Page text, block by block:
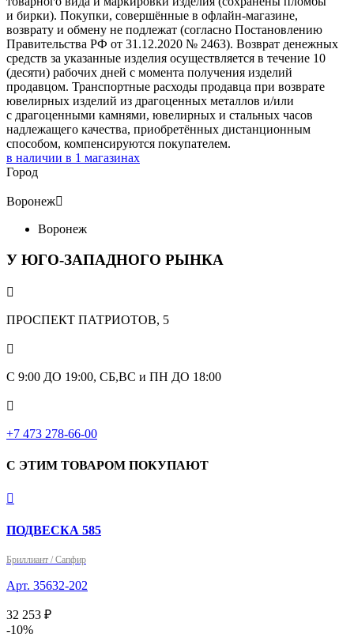
и бирки). Покупки, совершённые в офлайн-магазине,
возврату и обмену не подлежат (согласно Постановлению
Правительства РФ от 31.12.2020 № 2463). Возврат денежных
средств за указанные изделия осуществляется в течение 10
(десяти) рабочих дней с момента получения изделий
продавцом. Транспортные расходы продавца при возврате
ювелирных изделий из драгоценных металлов и/или
с драгоценными камнями, ювелирных и стальных часов
надлежащего качества, приобретённых дистанционным
способом, компенсируются покупателем.
в наличии в 1 магазинах
Город
Воронеж
Воронеж
У ЮГО-ЗАПАДНОГО РЫНКА

ПРОСПЕКТ ПАТРИОТОВ, 5

С 9:00 ДО 19:00, СБ,ВС и ПН ДО 18:00

+7 473 278-66-00
С ЭТИМ ТОВАРОМ ПОКУПАЮТ

ПОДВЕСКА 585
Бриллиант / Сапфир
Арт. 35632-202
32 253 ₽
-10%